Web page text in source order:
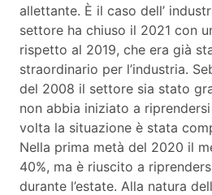
allettante. È il caso dell’
settore ha chiuso il 2021 con
rispetto al 2019, che era già
straordinario per l’industria.
del 2008 il settore sia stato
non abbia iniziato a
volta la situazione è stata
Nella prima metà del 2020 il
40%, ma è riuscito a
durante l’estate. Alla natura